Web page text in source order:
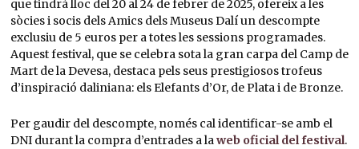
que tindrà lloc del 20 al 24 de febrer de 2025, ofereix a les
sòcies i socis dels Amics dels Museus Dalí un descompte
exclusiu de 5 euros per a totes les sessions programades.
Aquest festival, que se celebra sota la gran carpa del Camp de
Mart de la Devesa, destaca pels seus prestigiosos trofeus
d’inspiració daliniana: els Elefants d’Or, de Plata i de Bronze.
Per gaudir del descompte, només cal identificar-se amb el
DNI durant la compra d’entrades a laweb oficial del festival.